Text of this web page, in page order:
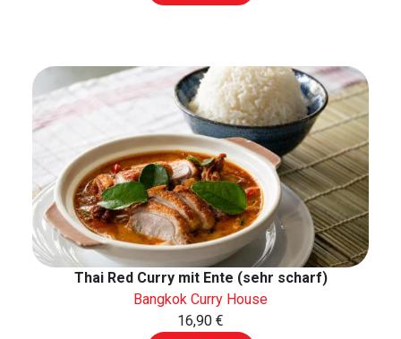
Thai Red Curry mit Ente (sehr scharf)
Bangkok Curry House
16,90 €